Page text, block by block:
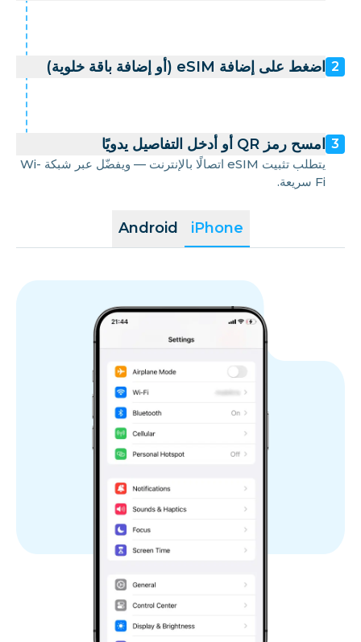
iPhone
Android
2 اضغط على إضافة eSIM (أو إضافة باقة خلوية)
3 امسح رمز QR أو أدخل التفاصيل يدويًا
يتطلب تثبيت eSIM اتصالًا بالإنترنت — ويفضّل عبر شبكة Wi-
Fi سريعة.